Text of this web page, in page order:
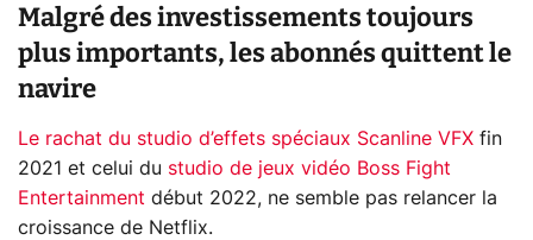
Malgré des investissements toujours
plus importants, les abonnés quittent le
navire
Le rachat du studio d’effets spéciaux Scanline VFX fin
2021 et celui du studio de jeux vidéo Boss Fight
Entertainment début 2022, ne semble pas relancer la
croissance de Netflix.